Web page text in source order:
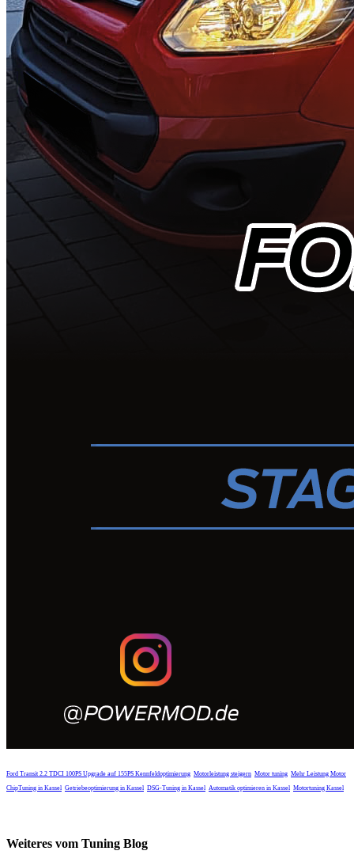
Ford Transit 2.2 TDCI 100PS Upgrade auf 155PS Kennfeldoptimierung Motorleistung steigern Motor tuning Mehr Leistung Motor
ChipTuning in Kassel Getriebeoptimierung in Kassel DSG-Tuning in Kassel Automatik optimieren in Kassel Motortuning Kassel
Weiteres vom Tuning Blog